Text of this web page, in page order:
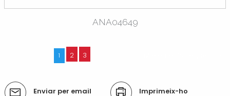
ANA04649
1 2 3
Accions
Enviar per email Imprimeix-ho